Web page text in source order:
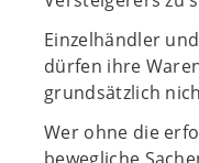
Einzelhändler
dürfen ihre
grundsätzlich
Wer ohne die